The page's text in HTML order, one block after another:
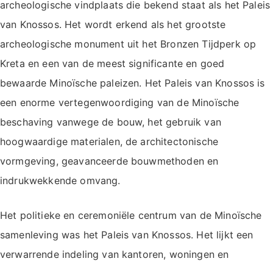
archeologische vindplaats die bekend staat als het Paleis
van Knossos. Het wordt erkend als het grootste
archeologische monument uit het Bronzen Tijdperk op
Kreta en een van de meest significante en goed
bewaarde Minoïsche paleizen. Het Paleis van Knossos is
een enorme vertegenwoordiging van de Minoïsche
beschaving vanwege de bouw, het gebruik van
hoogwaardige materialen, de architectonische
vormgeving, geavanceerde bouwmethoden en
indrukwekkende omvang.
Het politieke en ceremoniële centrum van de Minoïsche
samenleving was het Paleis van Knossos. Het lijkt een
verwarrende indeling van kantoren, woningen en